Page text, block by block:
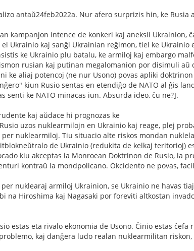
antaŭ24feb2022a. Nur afero surprizis hin, ke Rusia
kampanjon intence de konkeri kaj aneksii Ukrainion,
Ukrainio kaj sanĝi Ukrainian reĝimon, tiel ke
ke Ukrainio plu batalu, ke armiloj kaj embargo
rusian kaj putinan megalomanion por disimuli
ke aliaj potencoj (ne nur Usono) povas apliki
kiun Rusio sentas en etendiĝo de NATO al ĝis
senti ke NATO minacas iun. Absurda ideo, ĉu ne?].
kaj aŭdace hi prognozas ke
uzos nuklearmilojn en Ukrainio kaj reage, plej
nuklearmiloj. Tiu situacio alte riskos mondan
de Ukrainio (redukita de kelkaj teritorioj)
kiu akceptas la Monroean Doktrinon de Rusio, la
kontraŭ la mondpolicano. Okcidento ne povas,
per nuklearaj armiloj Ukrainion, se Ukrainio ne havas
na Hiroshima kaj Nagasaki por foreviti altkostan
estas eta rivalo ekonomia de Usono. Ĉinio estas
kaj danĝera ludo realan nuklearmilitan